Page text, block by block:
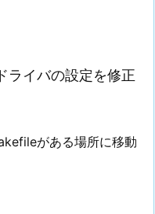
イバの設定を修正
がある場所に移動